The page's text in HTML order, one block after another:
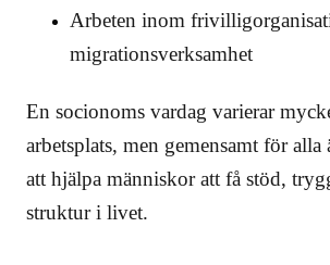
Arbeten inom
migrationsverksamhet
En socionoms vardag varierar
arbetsplats, men gemensamt för alla
att hjälpa människor att få stöd,
struktur i livet.